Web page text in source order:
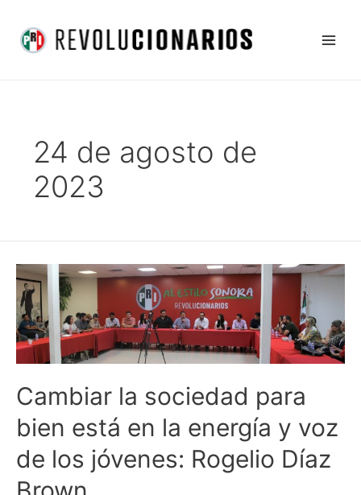
contenido
24 de agosto de
2023
Cambiar la sociedad para
bien está en la energía y voz
de los jóvenes: Rogelio Díaz
Cambiar
la
sociedad
para
bien
en
energía
y